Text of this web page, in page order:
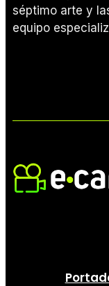
séptimo arte y
equipo